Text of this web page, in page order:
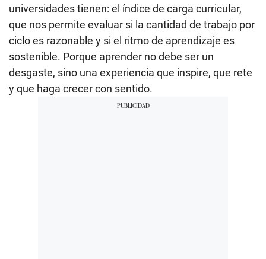
universidades tienen: el índice de carga curricular,
que nos permite evaluar si la cantidad de trabajo por
ciclo es razonable y si el ritmo de aprendizaje es
sostenible. Porque aprender no debe ser un
desgaste, sino una experiencia que inspire, que rete
y que haga crecer con sentido.